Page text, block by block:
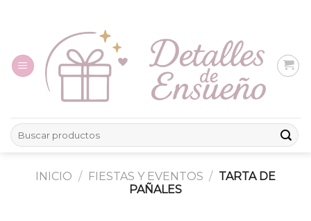
Buscar
por:
INICIO / FIESTAS Y EVENTOS / TARTA DE
PAÑALES